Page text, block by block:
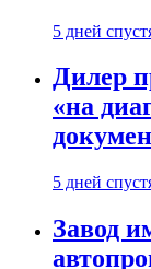
5 дней
Дилер
«на
5 дней
Завод